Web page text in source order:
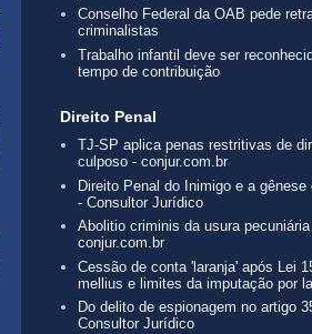
Conselho Federal da OAB pede
criminalistas
Trabalho infantil deve ser
tempo de contribuição
Direito Penal
TJ-SP aplica penas restritivas de
culposo - conjur.com.br
Direito Penal do Inimigo e a
- Consultor Jurídico
Abolitio criminis da usura
conjur.com.br
Cessão de conta 'laranja' após Lei
mellius e limites da imputação por
Do delito de espionagem no artigo
Consultor Jurídico